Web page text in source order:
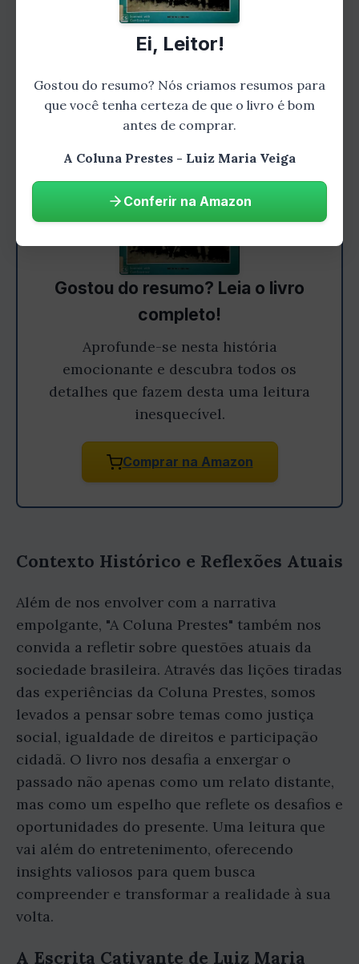
que impulsionou a Coluna Prestes rumo ao
Gostou do resumo? Leia o livro
completo!
Aprofunde-se nesta história
emocionante e descubra todos os
detalhes que fazem desta uma leitura
inesquecível.
Comprar na Amazon
Contexto Histórico e Reflexões Atuais
Além de nos envolver com a narrativa
empolgante, "A Coluna Prestes" também nos
convida a refletir sobre questões atuais da
sociedade brasileira. Através das lições tiradas
das experiências da Coluna Prestes, somos
levados a pensar sobre temas como justiça
social, igualdade de direitos e participação
cidadã. O livro nos desafia a enxergar o
passado não apenas como um relato distante,
mas como um espelho que reflete os desafios e
oportunidades do presente. Uma leitura que
vai além do entretenimento, oferecendo
insights valiosos para quem busca
compreender e transformar a realidade à sua
volta.
A Escrita Cativante de Luiz Maria
Ei, Leitor!
Gostou do resumo? Nós criamos resumos para
que você tenha certeza de que o livro é bom
antes de comprar.
A Coluna Prestes - Luiz Maria Veiga
Conferir na Amazon